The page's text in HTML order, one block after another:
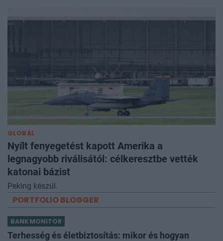
GLOBÁL
Nyílt fenyegetést kapott Amerika a
legnagyobb riválisától: célkeresztbe vették
katonai bázist
Peking készül.
PORTFOLIO BLOGGER
BANKMONITOR
Terhesség és életbiztosítás: mikor és hogyan